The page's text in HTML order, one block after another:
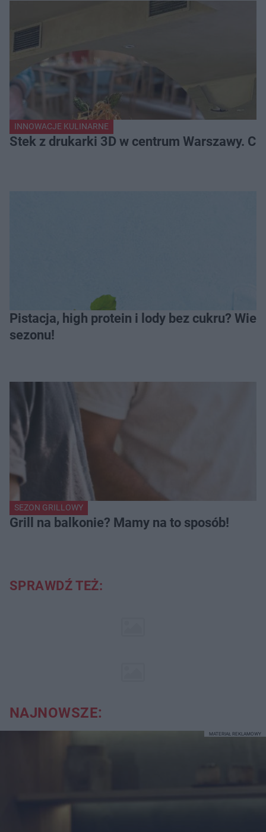
INNOWACJE KULINARNE
Stek z drukarki 3D w centrum Warszawy.
Pistacja, high protein i lody bez cukru?
sezonu!
SEZON GRILLOWY
Grill na balkonie? Mamy na to sposób!
SPRAWDŹ TEŻ:
NAJNOWSZE:
MATERIAŁ REKLAMOWY